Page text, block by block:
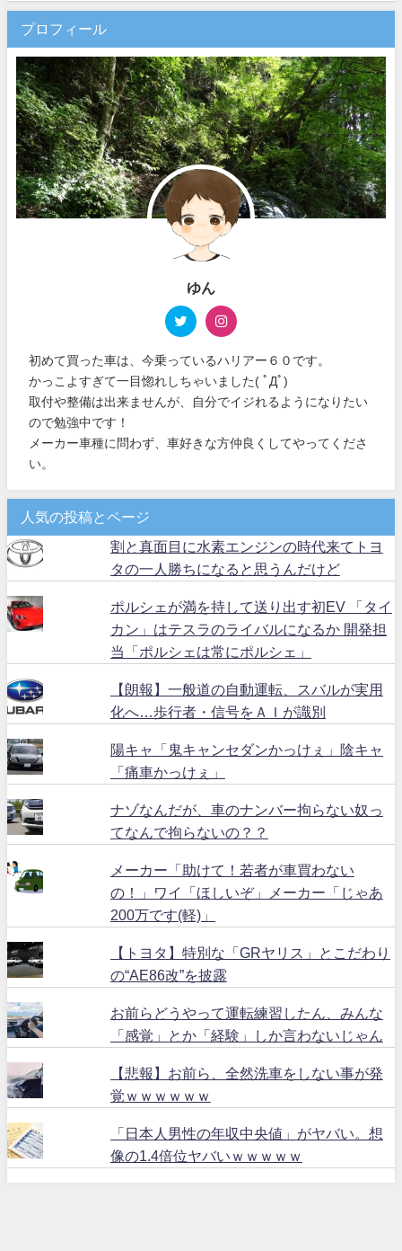
プロフィール
ゆん
初めて買った車は、今乗っているハリアー６０です。
かっこよすぎて一目惚れしちゃいました( ﾟДﾟ)
取付や整備は出来ませんが、自分でイジれるようになりたい
ので勉強中です！
メーカー車種に問わず、車好きな方仲良くしてやってくださ
い。
人気の投稿とページ
割と真面目に水素エンジンの時代来てトヨ
タの一人勝ちになると思うんだけど
ポルシェが満を持して送り出す初EV 「タイ
カン」はテスラのライバルになるか 開発担
当「ポルシェは常にポルシェ」
【朗報】一般道の自動運転、スバルが実用
化へ…歩行者・信号をＡＩが識別
陽キャ「鬼キャンセダンかっけぇ」陰キャ
「痛車かっけぇ」
ナゾなんだが、車のナンバー拘らない奴っ
てなんで拘らないの？？
メーカー「助けて！若者が車買わない
の！」ワイ「ほしいぞ」メーカー「じゃあ
200万です(軽)」
【トヨタ】特別な「GRヤリス」とこだわり
の“AE86改”を披露
お前らどうやって運転練習したん、みんな
「感覚」とか「経験」しか言わないじゃん
【悲報】お前ら、全然洗車をしない事が発
覚ｗｗｗｗｗｗ
「日本人男性の年収中央値」がヤバい。想
像の1.4倍位ヤバいｗｗｗｗｗ